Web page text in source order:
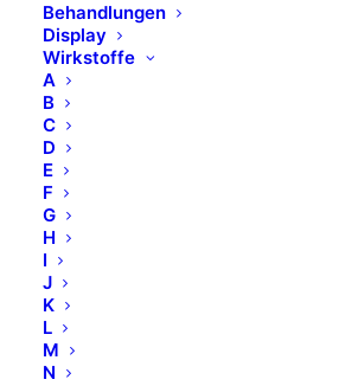
Behandlungen
Display
Wirkstoffe
A
B
C
D
E
F
G
H
I
J
K
L
M
N